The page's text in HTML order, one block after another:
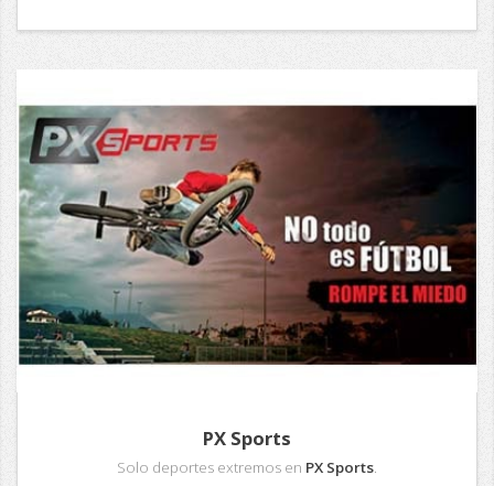
PX Sports
Solo deportes extremos en PX Sports.